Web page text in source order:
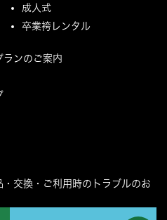
成人式
卒業袴レンタル
ランのご案内
・交換・ご利用時のトラブルのお